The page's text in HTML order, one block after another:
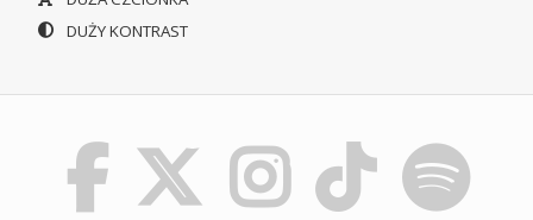
DUŻY KONTRAST